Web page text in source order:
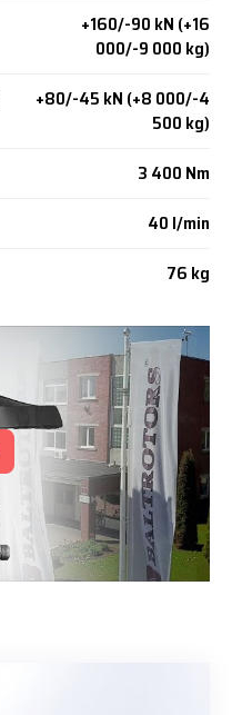
+160/-90 kN (+16
000/-9 000 kg)
+80/-45 kN (+8 000/-4
500 kg)
3 400 Nm
40 l/min
76 kg